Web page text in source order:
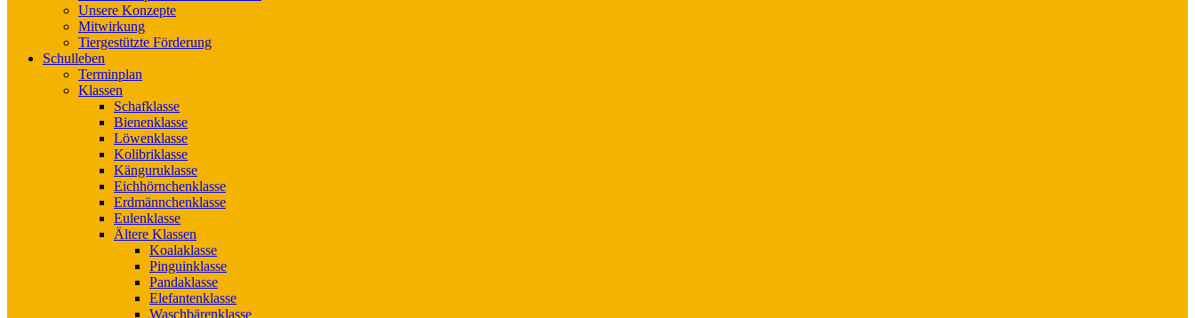
Unsere Konzepte
Mitwirkung
Tiergestützte Förderung
Schulleben
Terminplan
Klassen
Schafklasse
Bienenklasse
Löwenklasse
Kolibriklasse
Känguruklasse
Eichhörnchenklasse
Erdmännchenklasse
Eulenklasse
Ältere Klassen
Koalaklasse
Pinguinklasse
Pandaklasse
Elefantenklasse
Waschbärenklasse